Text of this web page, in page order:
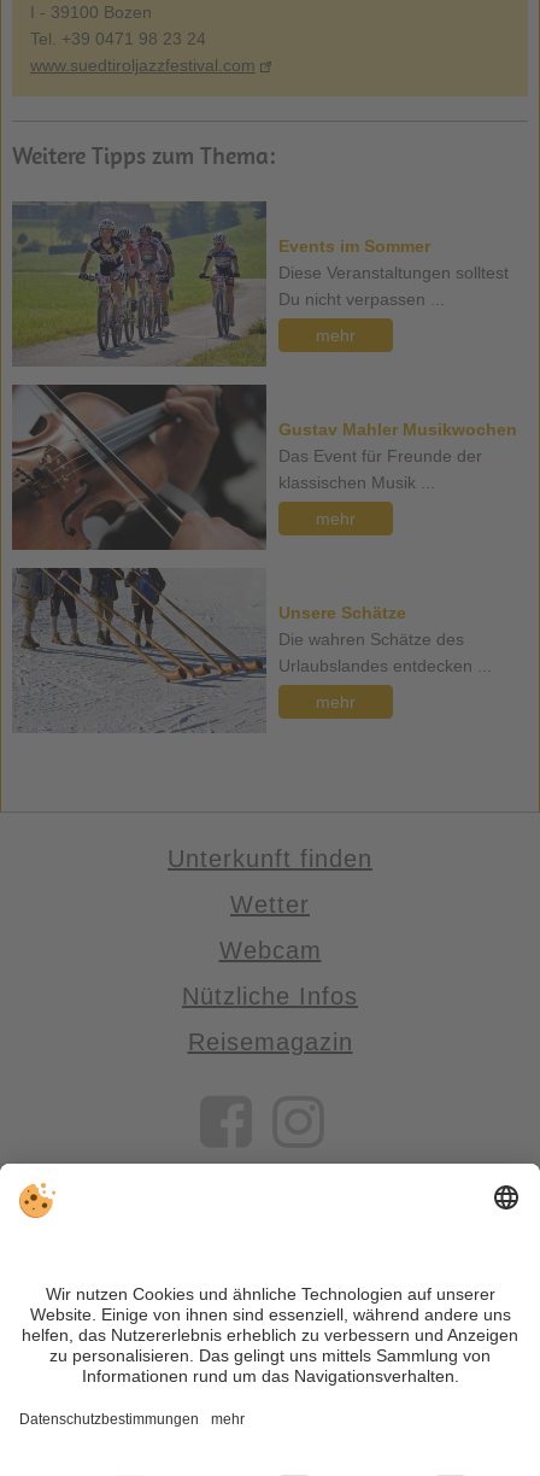
I - 39100 Bozen
Tel. +39 0471 98 23 24
www.suedtiroljazzfestival.com
Weitere Tipps zum Thema:
Events im Sommer
Diese Veranstaltungen solltest
Du nicht verpassen ...
mehr
Gustav Mahler Musikwochen
Das Event für Freunde der
klassischen Musik ...
mehr
Unsere Schätze
Die wahren Schätze des
Urlaubslandes entdecken ...
mehr
Unterkunft finden
Wetter
Webcam
Nützliche Infos
Reisemagazin
VIVOSüdtirol ist das Reiseportal für alle, die Südtirol nicht nur
besuchen, sondern wirklich erleben wollen – inklusive Tipps,
tollen Unterkünften und Angeboten.
Trotz genauer Arbeit und ständigem Aktualisieren der Inhalte,